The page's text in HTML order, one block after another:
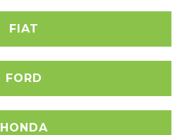
FIAT
FORD
HONDA